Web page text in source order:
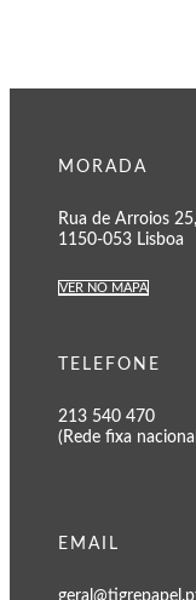
MORADA
Rua de Arroios 25,
1150-053 Lisboa
VER NO MAPA
TELEFONE
213 540 470
(Rede fixa
EMAIL